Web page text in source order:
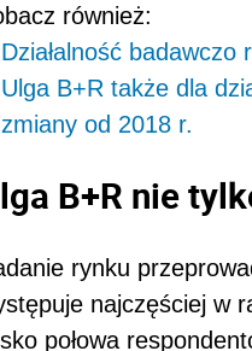
również:
Działalność
Ulga B+R także dla
zmiany od 2018 r.
B+R nie
rynku
najczęściej w
połowa